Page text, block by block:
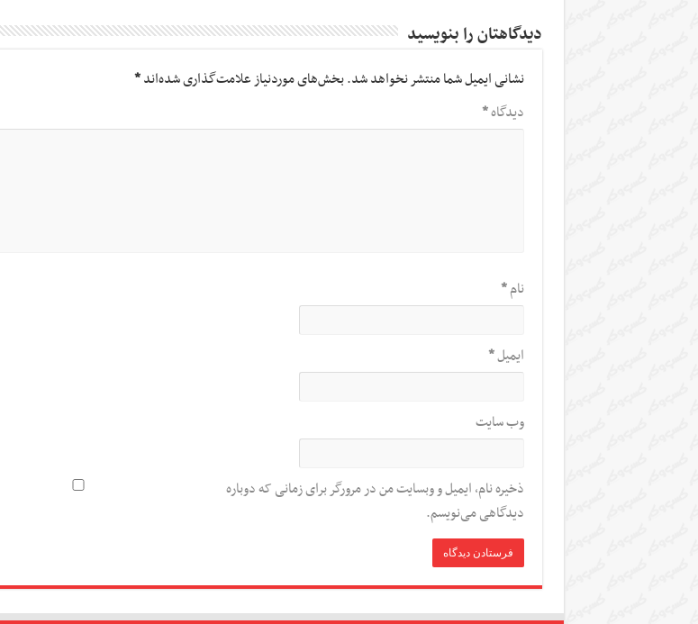
دیدگاهتان را بنویسید
نشانی ایمیل شما منتشر نخواهد شد.بخش‌های موردنیاز علامت‌گذاری شده‌اند*
دیدگاه*
نام*
ایمیل*
وب‌ سایت
ذخیره نام، ایمیل و وبسایت من در مرورگر برای زمانی که دوباره
دیدگاهی می‌نویسم.